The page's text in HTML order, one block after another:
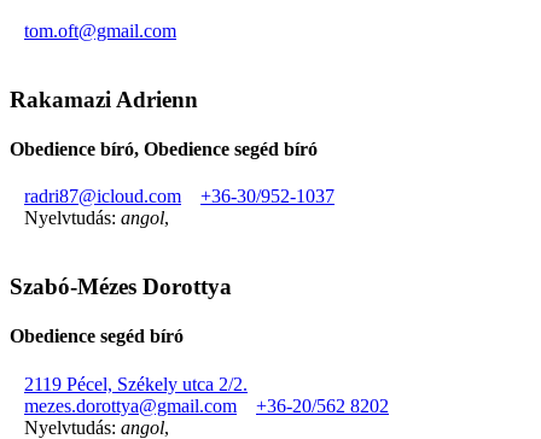
tom.oft@gmail.com
Rakamazi Adrienn
Obedience bíró, Obedience segéd bíró
radri87@icloud.com
+36-30/952-1037
Nyelvtudás: angol,
Szabó-Mézes Dorottya
Obedience segéd bíró
2119 Pécel, Székely utca 2/2.
mezes.dorottya@gmail.com
+36-20/562 8202
Nyelvtudás: angol,